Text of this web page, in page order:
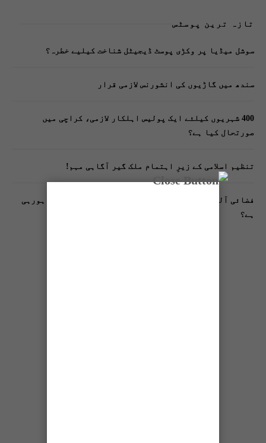
تازہ ترین پوسٹس
سوشل میڈیا پر وکڑی پوسٹ ڈیجیٹل شناخت کیلیے خطرہ؟
سندھ میں گاڑیوں کی انشورنس لازمی قرار
400 شہریوں کیلئے ایک پولیس اہلکار لازمی، کراچی میں
صورتحال کیا ہے؟
تنظیم اسلامی کے زیرِ اہتمام ملک گیر آگاہی مہم!
فضائی آلودگی انسانی دماغ کیلیے کیسے خطرناک ثابت ہورہی
ہے؟